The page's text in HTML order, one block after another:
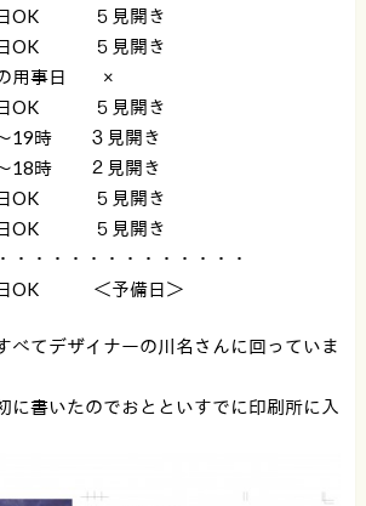
日OK ５見開き
日OK ５見開き
の用事日 ×
日OK ５見開き
19時 ３見開き
18時 ２見開き
日OK ５見開き
日OK ５見開き
・・・・・・・・・・・・・
日OK ＜予備日＞
べてデザイナーの川名さんに回っていま
に書いたのでおとといすでに印刷所に入